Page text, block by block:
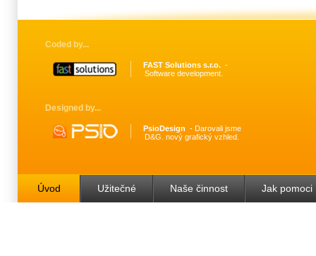
Coded by
FAST Solutions s.r.o.
Software development.
Designed by
PsioDesign
Darovali jsme
D&G. nový grafický vzhled.
Úvod Užitečné Naše činnost Jak pomoci